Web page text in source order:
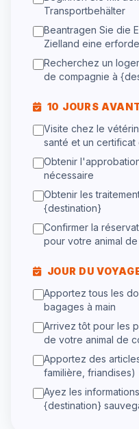
Transportbehälter
Beantragen Sie die
Zielland eine
Recherchez un
de compagnie à
10 JOURS
Visite chez le
santé et un certificat
Obtenir
nécessaire
Obtenir les
{destination}
Confirmer la
pour votre animal
JOUR DU
Apportez tous les
bagages à main
Arrivez tôt pour les
de votre animal de
Apportez des
familière, friandises)
Ayez les
{destination}